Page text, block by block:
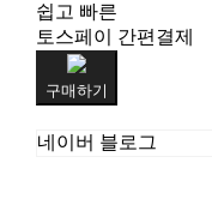
쉽고 빠른
토스페이 간편결제
구매하기
네이버 블로그